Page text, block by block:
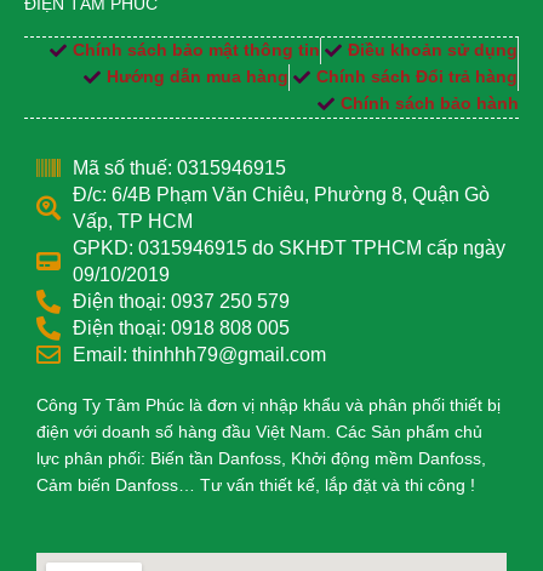
ĐIỆN TÂM PHÚC
Chính sách bảo mật thông tin
Điều khoản sử dụng
Hướng dẫn mua hàng
Chính sách Đổi trả hàng
Chính sách bảo hành
Mã số thuế: 0315946915
Đ/c: 6/4B Phạm Văn Chiêu, Phường 8, Quận Gò
Vấp, TP HCM
GPKD: 0315946915 do SKHĐT TPHCM cấp ngày
09/10/2019
Điện thoại: 0937 250 579
Điện thoại: 0918 808 005
Email: thinhhh79@gmail.com
Công Ty Tâm Phúc là đơn vị nhập khẩu và phân phối thiết bị
điện với doanh số hàng đầu Việt Nam. Các Sản phẩm chủ
lực phân phối: Biến tần Danfoss, Khởi động mềm Danfoss,
Cảm biến Danfoss… Tư vấn thiết kế, lắp đặt và thi công !